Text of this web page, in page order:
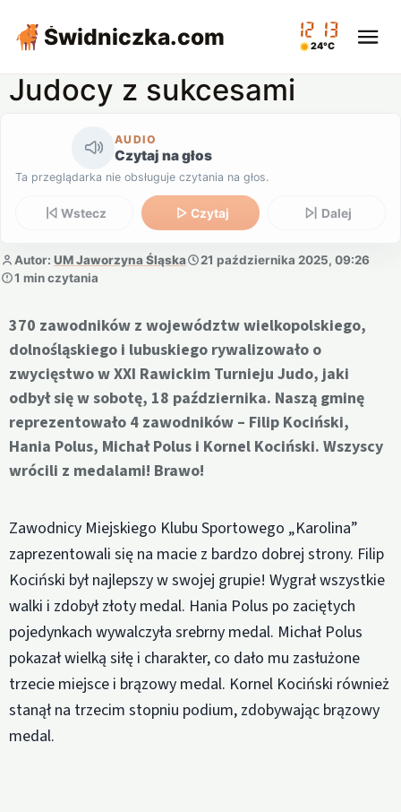
Świdniczka.com 12:13
24°C
Judocy z sukcesami
AUDIO
Czytaj na głos
Ta przeglądarka nie obsługuje czytania na głos.
Wstecz Czytaj Dalej
Autor: UM Jaworzyna Śląska
21 października 2025, 09:26
1 min czytania
370 zawodników z województw wielkopolskiego,
dolnośląskiego i lubuskiego rywalizowało o
zwycięstwo w XXI Rawickim Turnieju Judo, jaki
odbył się w sobotę, 18 października. Naszą gminę
reprezentowało 4 zawodników – Filip Kociński,
Hania Polus, Michał Polus i Kornel Kociński. Wszyscy
wrócili z medalami! Brawo!
Zawodnicy Miejskiego Klubu Sportowego „Karolina”
zaprezentowali się na macie z bardzo dobrej strony. Filip
Kociński był najlepszy w swojej grupie! Wygrał wszystkie
walki i zdobył złoty medal. Hania Polus po zaciętych
pojedynkach wywalczyła srebrny medal. Michał Polus
pokazał wielką siłę i charakter, co dało mu zasłużone
trzecie miejsce i brązowy medal. Kornel Kociński również
stanął na trzecim stopniu podium, zdobywając brązowy
medal.